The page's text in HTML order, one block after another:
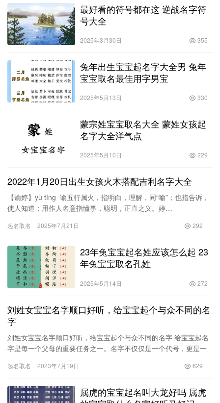
最好看的符号都在这 逆战名字符
号大全
2025年3月30日 355
兔年出生宝宝起名字大全男 兔年
宝宝取名最佳用字男宝
2025年5月13日 330
蒙宗姓宝宝取名大全 蒙姓女孩起
名字大全洋气点
2025年5月10日 229
2022年1月20日出生女孩火木搭配吉利名字大全
【谕婷】yù tíng 谕五行属火，指明白，理解，同“喻”；也指告诉，
使人知道；用作人名意指懂事，聪明，正直之义。婷…
起名取名 2025年7月21日 292
23年兔宝宝起名姓应该怎么起 23
年兔宝宝取名孔姓
2025年5月14日 272
刘姓女宝宝名字顺口好听，给宝宝起个与众不同的名
字
刘姓女宝宝名字顺口好听，给宝宝起个与众不同的名字 给宝宝起名
字是每一个父母的重要任务之一。名字不仅仅是一个代号，更是一
来说…
起名取名 2023年7月19日 629
属虎的宝宝起名叫大龙好吗 属虎